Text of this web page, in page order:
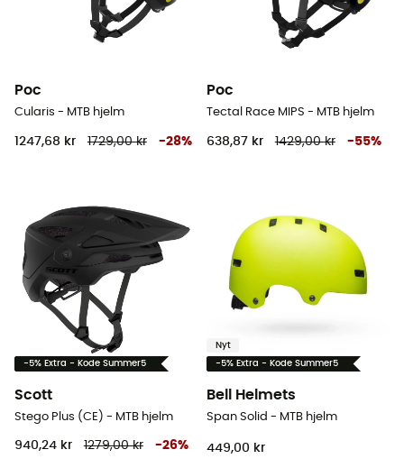
Poc
Cularis - MTB hjelm
1247,68 kr 1729,00 kr -28%
Poc
Tectal Race MIPS - MTB hjelm
638,87 kr 1429,00 kr -55%
-5% Extra - Kode Summer5
Scott
Stego Plus (CE) - MTB hjelm
940,24 kr 1279,00 kr -26%
Nyt
-5% Extra - Kode Summer5
Bell Helmets
Span Solid - MTB hjelm
449,00 kr